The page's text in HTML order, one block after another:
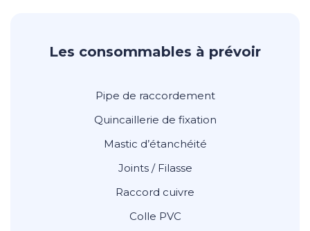
Les consommables à prévoir
Pipe de raccordement
Quincaillerie de fixation
Mastic d’étanchéité
Joints / Filasse
Raccord cuivre
Colle PVC